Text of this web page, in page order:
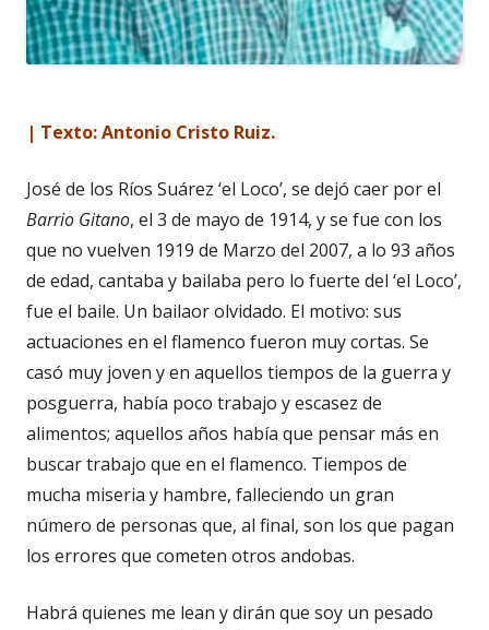
| Texto: Antonio Cristo Ruiz.
José de los Ríos Suárez ‘el Loco’, se dejó caer por el
Barrio Gitano, el 3 de mayo de 1914, y se fue con los
que no vuelven 1919 de Marzo del 2007, a lo 93 años
de edad, cantaba y bailaba pero lo fuerte del ‘el Loco’,
fue el baile. Un bailaor olvidado. El motivo: sus
actuaciones en el flamenco fueron muy cortas. Se
casó muy joven y en aquellos tiempos de la guerra y
posguerra, había poco trabajo y escasez de
alimentos; aquellos años había que pensar más en
buscar trabajo que en el flamenco. Tiempos de
mucha miseria y hambre, falleciendo un gran
número de personas que, al final, son los que pagan
los errores que cometen otros andobas.
Habrá quienes me lean y dirán que soy un pesado